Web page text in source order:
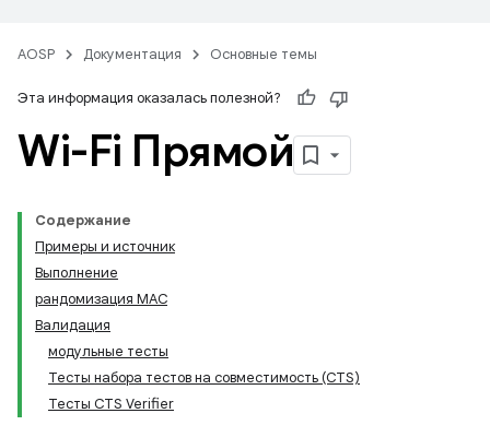
AOSP Документация Основные темы
Эта информация оказалась полезной?
Wi-Fi Прямой
Содержание
Примеры и источник
Выполнение
рандомизация MAC
Валидация
модульные тесты
Тесты набора тестов на совместимость (CTS)
Тесты CTS Verifier